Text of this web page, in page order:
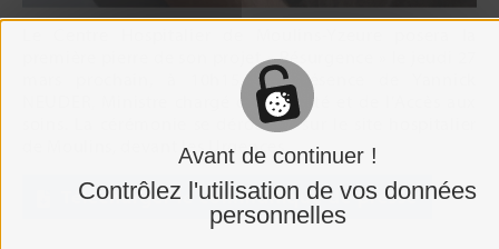
première pierre de son projet « Résurgence » le jeudi 27
mars prochain, à 10h15, en présence de Yannick
NEUDER, Ministre chargé de la Santé et de l’Accès aux
soins. La cérémonie se déroulera sur le site hospitalier
de Moulins, devant les Urgences.
Télécharger le communiqué de presse
Avant de continuer !
Contrôlez l'utilisation de vos données
personnelles